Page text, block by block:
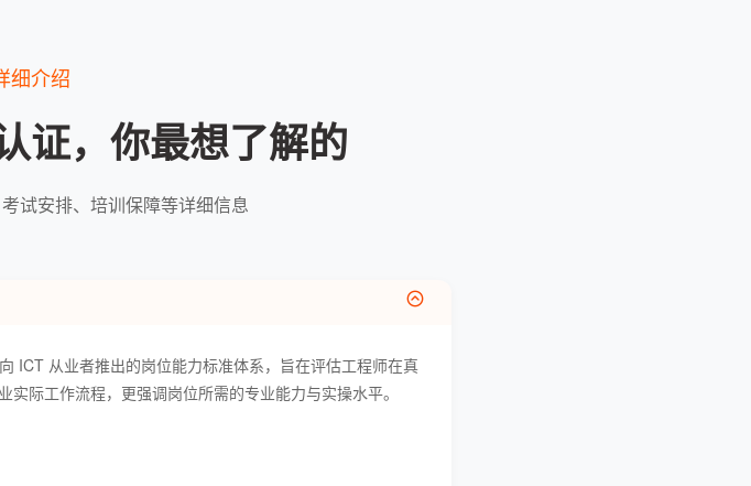
细介绍
证，你最想了解的
试安排、培训保障等详细信息
ICT 从业者推出的岗位能力标准体系，旨在评估工程师在真
际工作流程，更强调岗位所需的专业能力与实操水平。